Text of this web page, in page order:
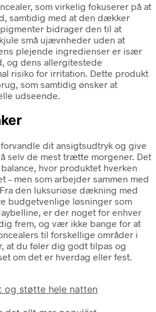
som virkelig fokuserer på at
samtidig med at den dækker
bidrager den til at
små ujævnheder uden at
plejende ingredienser er især
og dens allergitestede
risiko for irritation. Dette produkt
som samtidig ønsker at
udseende.
dit ansigtsudtryk og give
selv de mest trætte morgener. Det
hvor produktet hverken
– men som arbejder sammen med
den luksuriøse dækning med
budgetvenlige løsninger som
er der noget for enhver
frem, og vær ikke bange for at
til forskellige områder i
at du føler dig godt tilpas og
om det er hverdag eller fest.
og støtte hele natten